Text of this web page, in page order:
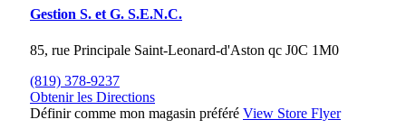
Gestion S. et G. S.E.N.C.
85, rue Principale Saint-Leonard-d'Aston qc J0C 1M0
(819) 378-9237
Obtenir les Directions
Définir comme mon magasin préféré View Store Flyer